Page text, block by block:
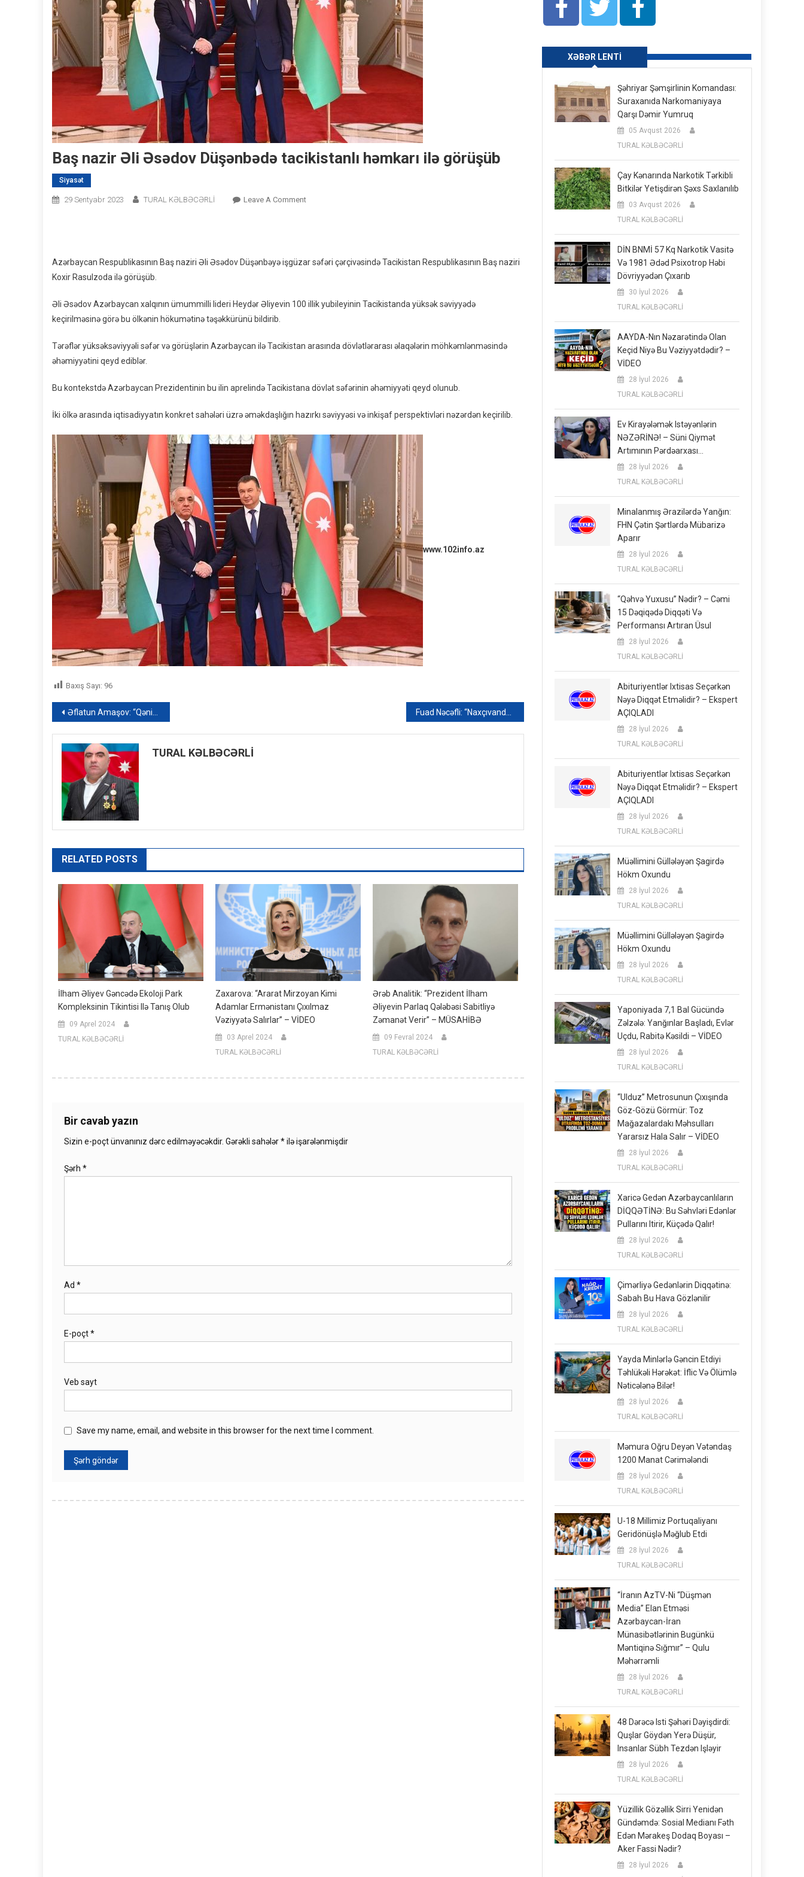
Baş nazir Əli Əsədov Düşənbədə tacikistanlı həmkarı ilə görüşüb
Siyasət
29 Sentyabr 2023 TURAL KƏLBƏCƏRLİ Leave A CommentOn
Düşənbədə
Ilə
Azərbaycan Respublikasının Baş naziri Əli Əsədov Düşənbəyə işgüzar səfəri çərçivəsində Tacikistan Respublikasının Baş naziri
Koxir Rasulzoda ilə görüşüb.
Əli Əsədov Azərbaycan xalqının ümummilli lideri Heydər Əliyevin 100 illik yubileyinin Tacikistanda yüksək səviyyədə
keçirilməsinə görə bu ölkənin hökumətinə təşəkkürünü bildirib.
Tərəflər yüksəksəviyyəli səfər və görüşlərin Azərbaycan ilə Tacikistan arasında dövlətlərarası əlaqələrin möhkəmlənməsində
əhəmiyyətini qeyd ediblər.
Bu kontekstdə Azərbaycan Prezidentinin bu ilin aprelində Tacikistana dövlət səfərinin əhəmiyyəti qeyd olunub.
İki ölkə arasında iqtisadiyyatın konkret sahələri üzrə əməkdaşlığın hazırkı səviyyəsi və inkişaf perspektivləri nəzərdən keçirilib.
www.102info.az
Baxış Sayı: 96
Yazı
naviqasiyası
Əflatun Amaşov: “Qənirə xanım hər kəsə dərs keçdi”
TURAL KƏLBƏCƏRLİ
RELATED POSTS
İlham Əliyev Gəncədə Ekoloji Park
Kompleksinin Tikintisi Ilə Tanış Olub
09 Aprel 2024
TURAL KƏLBƏCƏRLİ
Zaxarova: “Ararat Mirzoyan Kimi
Adamlar Ermənistanı Çıxılmaz
Vəziyyətə Salırlar” – VİDEO
03 Aprel 2024
TURAL KƏLBƏCƏRLİ
Ərəb Analitik: “Prezident İlham
Əliyevin Parlaq Qələbəsi Sabitliyə
Zəmanət Verir” – MÜSAHİBƏ
09 Fevral 2024
TURAL KƏLBƏCƏRLİ
Bir cavab yazın
Sizin e-poçt ünvanınız dərc edilməyəcəkdir. Gərəkli sahələr*ilə işarələnmişdir
Şərh *
Ad *
E-poçt*
Veb sayt
Save my name, email, and website in this browser for the next time I comment.
XƏBƏR LENTI
Şəhriyar Şəmşirlinin Komandası:
Suraxanıda Narkomaniyaya
Qarşı Dəmir Yumruq
05 Avqust 2026
TURAL KƏLBƏCƏRLİ
Çay Kənarında Narkotik Tərkibli
Bitkilər Yetişdirən Şəxs Saxlanılıb
03 Avqust 2026
TURAL KƏLBƏCƏRLİ
DİN BNMİ 57 Kq Narkotik Vasitə
Və 1981 Ədəd Psixotrop Həbi
Dövriyyədən Çıxarıb
30 İyul 2026
TURAL KƏLBƏCƏRLİ
AAYDA-Nın Nəzarətində Olan
Keçid Niyə Bu Vəziyyətdədir? –
VİDEO
28 İyul 2026
TURAL KƏLBƏCƏRLİ
Ev Kirayələmək Istəyənlərin
NƏZƏRİNƏ! – Süni Qiymət
Artımının Pərdəarxası…
28 İyul 2026
TURAL KƏLBƏCƏRLİ
Minalanmış Ərazilərdə Yanğın:
FHN Çətin Şərtlərdə Mübarizə
Aparır
28 İyul 2026
TURAL KƏLBƏCƏRLİ
“Qəhvə Yuxusu” Nədir? – Cəmi
15 Dəqiqədə Diqqəti Və
Performansı Artıran Üsul
28 İyul 2026
TURAL KƏLBƏCƏRLİ
Abituriyentlər Ixtisas Seçərkən
Nəyə Diqqət Etməlidir? – Ekspert
AÇIQLADI
28 İyul 2026
TURAL KƏLBƏCƏRLİ
Abituriyentlər Ixtisas Seçərkən
Nəyə Diqqət Etməlidir? – Ekspert
AÇIQLADI
28 İyul 2026
TURAL KƏLBƏCƏRLİ
Müəllimini Güllələyən Şagirdə
Hökm Oxundu
28 İyul 2026
TURAL KƏLBƏCƏRLİ
Müəllimini Güllələyən Şagirdə
Hökm Oxundu
28 İyul 2026
TURAL KƏLBƏCƏRLİ
Yaponiyada 7,1 Bal Gücündə
Zəlzələ: Yanğınlar Başladı, Evlər
Uçdu, Rabitə Kəsildi – VİDEO
28 İyul 2026
TURAL KƏLBƏCƏRLİ
“Ulduz” Metrosunun Çıxışında
Göz-Gözü Görmür: Toz
Mağazalardakı Məhsulları
Yararsız Hala Salır – VİDEO
28 İyul 2026
TURAL KƏLBƏCƏRLİ
Xaricə Gedən Azərbaycanlıların
DİQQƏTİNƏ: Bu Səhvləri Edənlər
Pullarını Itirir, Küçədə Qalır!
28 İyul 2026
TURAL KƏLBƏCƏRLİ
Çimərliyə Gedənlərin Diqqətinə:
Sabah Bu Hava Gözlənilir
28 İyul 2026
TURAL KƏLBƏCƏRLİ
Yayda Minlərlə Gəncin Etdiyi
Təhlükəli Hərəkət: İflic Və Ölümlə
Nəticələnə Bilər!
28 İyul 2026
TURAL KƏLBƏCƏRLİ
Məmura Oğru Deyən Vətəndaş
1200 Manat Cərimələndi
28 İyul 2026
TURAL KƏLBƏCƏRLİ
U-18 Millimiz Portuqaliyanı
Geridönüşlə Məğlub Etdi
28 İyul 2026
TURAL KƏLBƏCƏRLİ
“İranın AzTV-Ni “düşmən
Media” Elan Etməsi
Azərbaycan-İran
Münasibətlərinin Bugünkü
Məntiqinə Sığmır” – Qulu
Məhərrəmli
28 İyul 2026
TURAL KƏLBƏCƏRLİ
48 Dərəcə Isti Şəhəri Dəyişdirdi:
Quşlar Göydən Yerə Düşür,
Insanlar Sübh Tezdən Işləyir
28 İyul 2026
TURAL KƏLBƏCƏRLİ
Yüzillik Gözəllik Sirri Yenidən
Gündəmdə: Sosial Medianı Fəth
Edən Mərakeş Dodaq Boyası –
Aker Fassi Nədir?
28 İyul 2026